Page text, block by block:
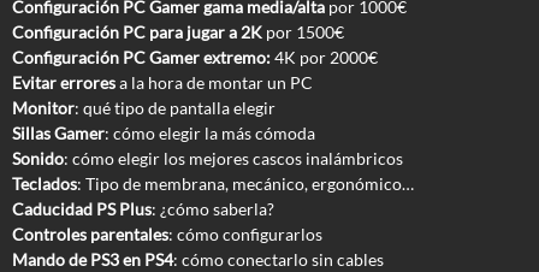
Configuración PC Gamer gama media/alta por 1000€
Configuración PC para jugar a 2K por 1500€
Configuración PC Gamer extremo:4K por 2000€
Evitar erroresa la hora de montar un PC
Monitor: qué tipo de pantalla elegir
Sillas Gamer: cómo elegir la más cómoda
Sonido: cómo elegir los mejores cascos inalámbricos
Teclados: Tipo de membrana, mecánico, ergonómico…
Caducidad PS Plus: ¿cómo saberla?
Controles parentales: cómo configurarlos
Mando de PS3 en PS4: cómo conectarlo sin cables